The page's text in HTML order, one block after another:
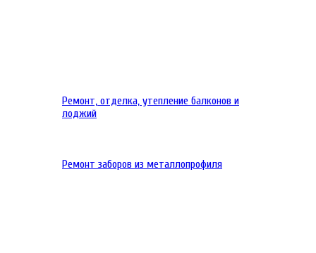
Ремонт, отделка, утепление балконов и
лоджий
Ремонт заборов из металлопрофиля